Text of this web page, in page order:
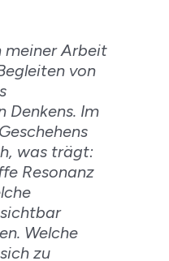
meiner Arbeit
von
Denkens. Im
was trägt:
Resonanz
Welche
zu